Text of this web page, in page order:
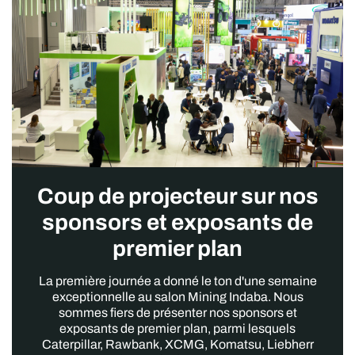
Lundi 9 février 14 h 30 - 15 h 15
Favoriser l'industrialisation grâce à une
fabrication de pointe et aux minéraux
stratégiques pour l'avenir de l'Afrique
Cette session examinera le rôle stratégique
des technologies de fabrication de pointe et
des minéraux essentiels dans la promotion de
l'industrialisation à travers l'Afrique. Elle
analysera comment l'Afrique peut tirer parti de
ses riches ressources minérales pour
compétitifs, créant ainsi une base industrielle
plus intégrée et durable. S'appuyant sur les
conclusions des récentes publications de
référence du Forum économique mondial
(WEF), cette session proposera des stratégies
Coup de projecteur sur nos
sponsors et exposants de
premier plan
La première journée a donné le ton d'une semaine
exceptionnelle au salon Mining Indaba. Nous
sommes fiers de présenter nos sponsors et
exposants de premier plan, parmi lesquels
Caterpillar, Rawbank, XCMG, Komatsu, Liebherr